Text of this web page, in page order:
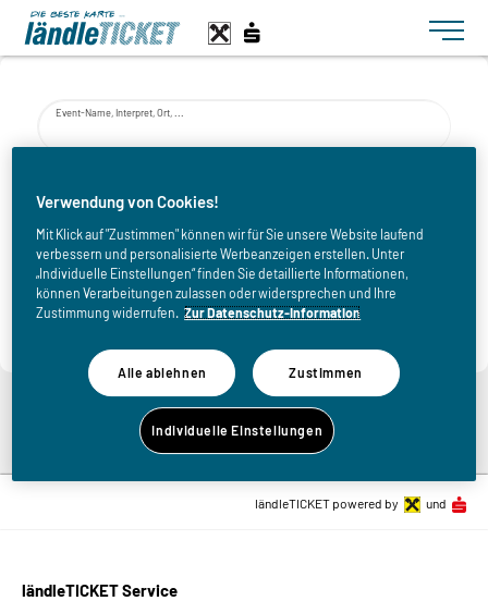
Toggle
Event-Name, Interpret, Ort, ...
bis
Zurück zur Eventliste
ländleTICKET Service
ländleTICKET powered by und
Verwendung von Cookies!
Mit Klick auf "Zustimmen" können wir für Sie unsere Website laufend
verbessern und personalisierte Werbeanzeigen erstellen. Unter
„Individuelle Einstellungen“ finden Sie detaillierte Informationen,
können Verarbeitungen zulassen oder widersprechen und Ihre
Zustimmung widerrufen. Zur Datenschutz-Information
Alle ablehnen Zustimmen
Individuelle Einstellungen